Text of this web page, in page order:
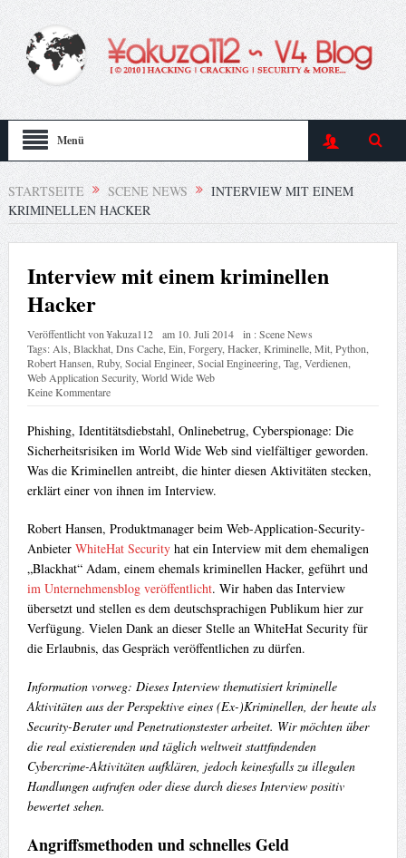
Menü
STARTSEITE SCENE NEWS
INTERVIEW MIT EINEM
KRIMINELLEN HACKER
Interview mit einem kriminellen
Hacker
Veröffentlicht von¥akuza112 am 10. Juli 2014 in :Scene News
Tags: Als Blackhat, Dns Cache, Ein Forgery, Hacker, Kriminelle, Mit, Python
Robert Hansen Ruby, Social Engineer, Social Engineering, Tag, Verdienen
Web Application Security, World Wide Web
Keine Kommentare
Phishing, Identitätsdiebstahl, Onlinebetrug, Cyberspionage: Die
Sicherheitsrisiken im World Wide Web sind vielfältiger geworden.
Was die Kriminellen antreibt, die hinter diesen Aktivitäten stecken,
erklärt einer von ihnen im Interview.
Robert Hansen, Produktmanager beim Web-Application-Security-
Anbieter WhiteHat Securityhat ein Interview mit dem ehemaligen
„Blackhat“ Adam, einem ehemals kriminellen Hacker, geführt und
im Unternehmensblog veröffentlicht. Wir haben das Interview
übersetzt und stellen es dem deutschsprachigen Publikum hier zur
Verfügung. Vielen Dank an dieser Stelle an WhiteHat Security für
die Erlaubnis, das Gespräch veröffentlichen zu dürfen.
Information vorweg: Dieses Interview thematisiert kriminelle
Aktivitäten aus der Perspektive eines (Ex-)Kriminellen, der heute als
Security-Berater und Penetrationstester arbeitet. Wir möchten über
die real existierenden und täglich weltweit stattfindenden
Cybercrime-Aktivitäten aufklären, jedoch keinesfalls zu illegalen
Handlungen aufrufen oder diese durch dieses Interview positiv
bewertet sehen.
Angriffsmethoden und schnelles Geld